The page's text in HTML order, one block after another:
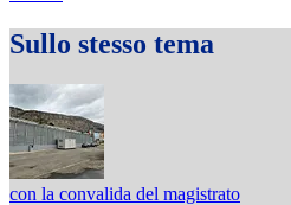
Sullo stesso tema
con la convalida del magistrato